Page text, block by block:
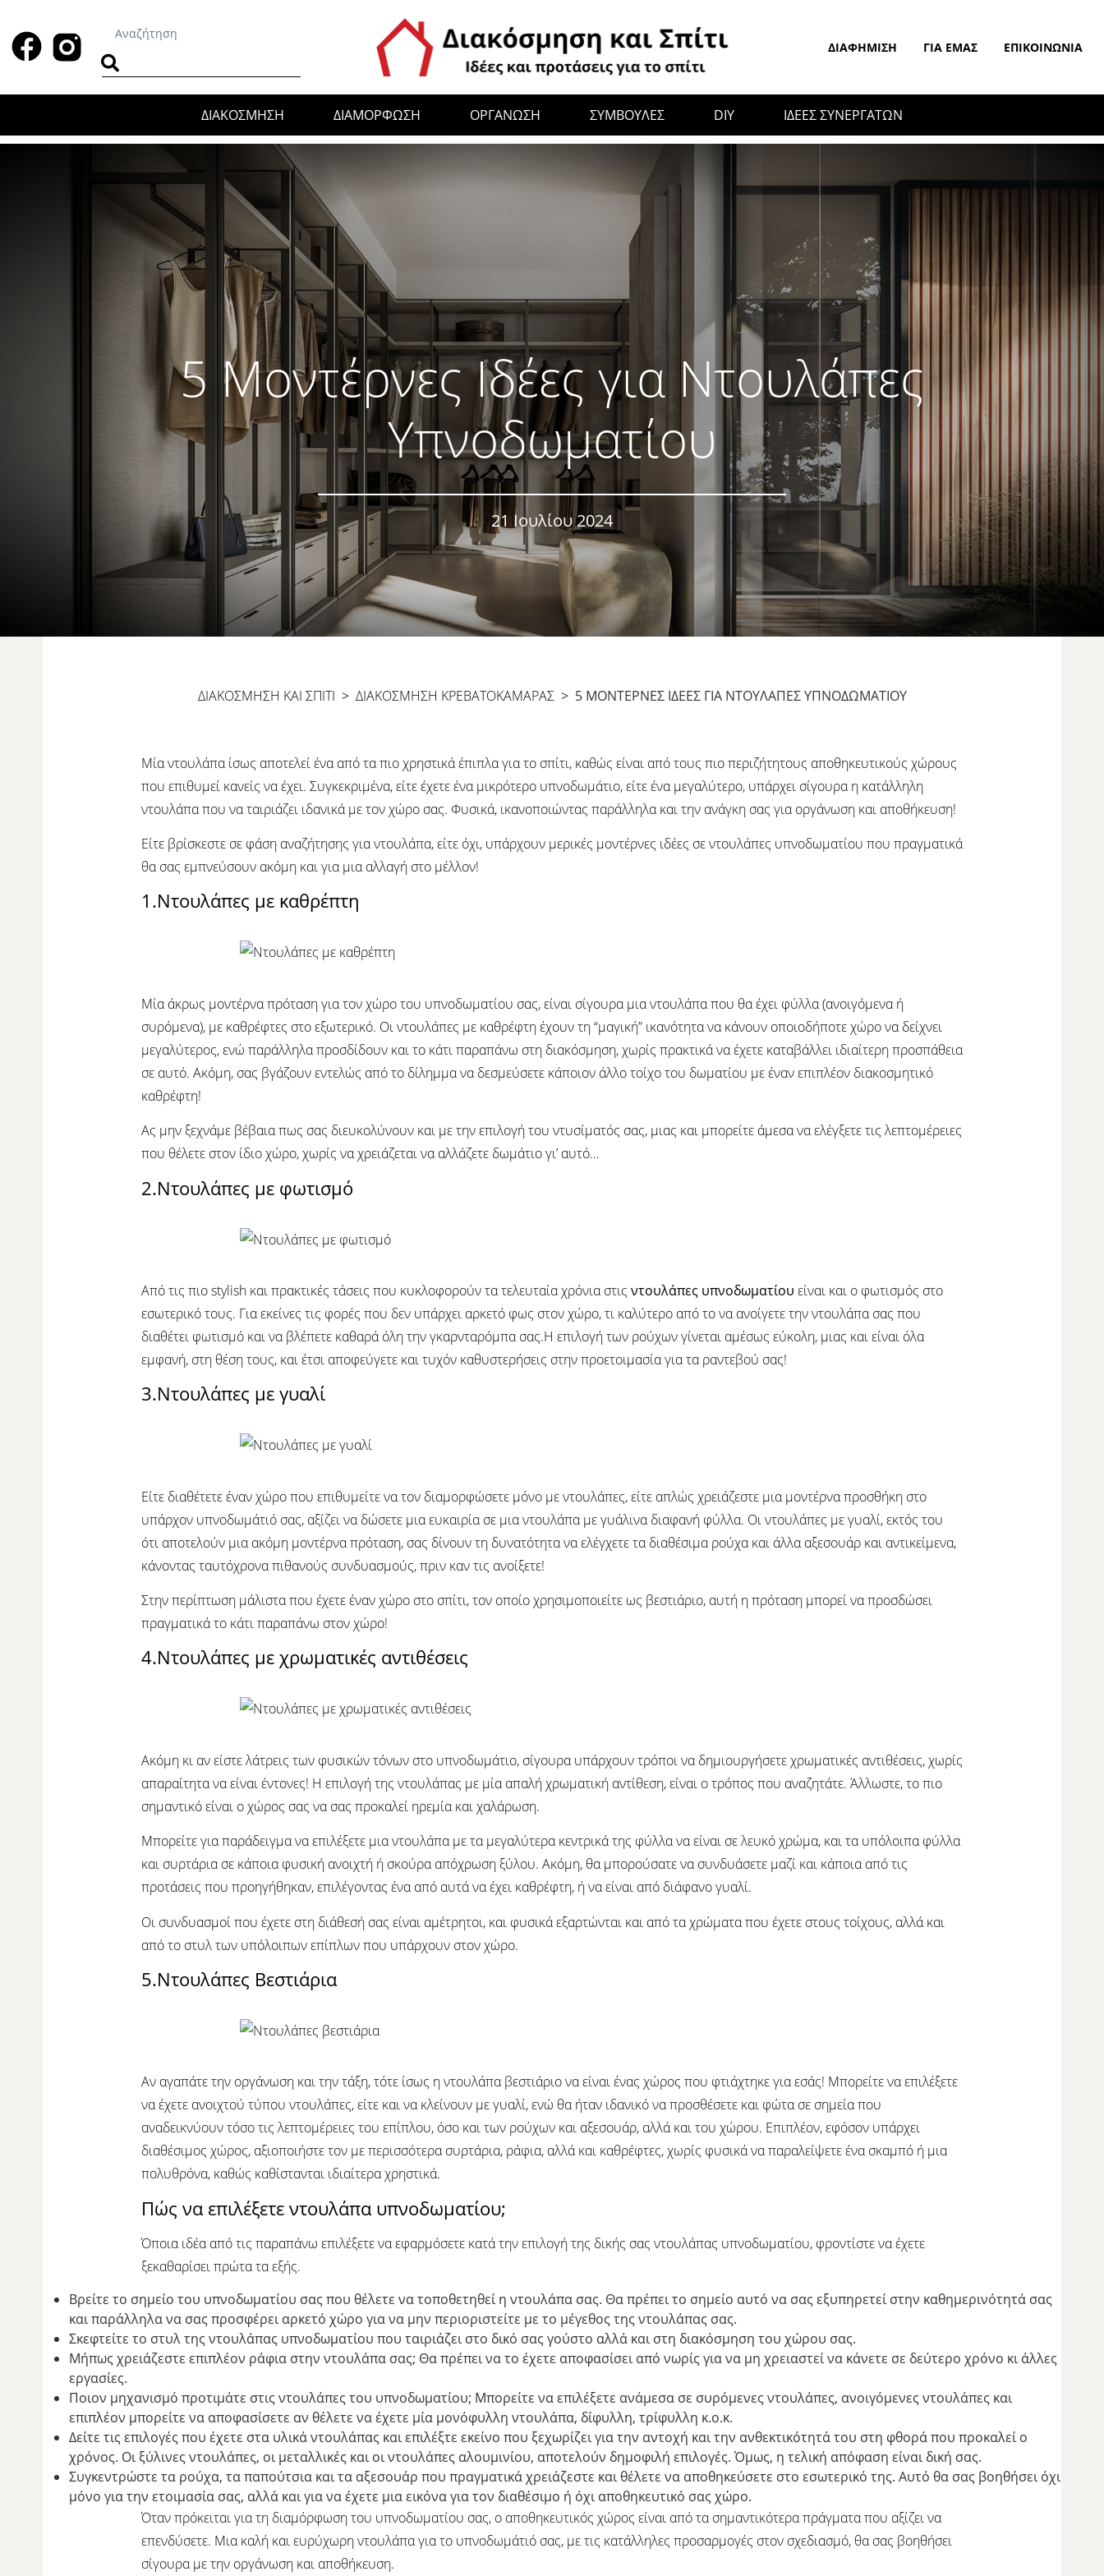
ΔΙΑΦΉΜΙΣΗ ΓΙΑ ΕΜΆΣ ΕΠΙΚΟΙΝΩΝΊΑ
ΔΙΑΚΟΣΜΗΣΗ ΔΙΑΜΟΡΦΩΣΗ ΟΡΓΑΝΩΣΗ ΣΥΜΒΟΥΛΕΣ DIY ΙΔΕΕΣ ΣΥΝΕΡΓΑΤΩΝ
5 Μοντέρνες Ιδέες για Ντουλάπες
Υπνοδωματίου
21 Ιουλίου 2024
ΔΙΑΚΟΣΜΗΣΗ ΚΑΙ ΣΠΙΤΙ > ΔΙΑΚΌΣΜΗΣΗ ΚΡΕΒΑΤΟΚΆΜΑΡΑΣ> 5 ΜΟΝΤΈΡΝΕΣ ΙΔΈΕΣ ΓΙΑ ΝΤΟΥΛΆΠΕΣ ΥΠΝΟΔΩΜΑΤΊΟΥ
Μία ντουλάπα ίσως αποτελεί ένα από τα πιο χρηστικά έπιπλα για το σπίτι, καθώς είναι από τους πιο περιζήτητους αποθηκευτικούς χώρους
που επιθυμεί κανείς να έχει. Συγκεκριμένα, είτε έχετε ένα μικρότερο υπνοδωμάτιο, είτε ένα μεγαλύτερο, υπάρχει σίγουρα η κατάλληλη
ντουλάπα που να ταιριάζει ιδανικά με τον χώρο σας. Φυσικά, ικανοποιώντας παράλληλα και την ανάγκη σας για οργάνωση και αποθήκευση!
Είτε βρίσκεστε σε φάση αναζήτησης για ντουλάπα, είτε όχι, υπάρχουν μερικές μοντέρνες ιδέες σε ντουλάπες υπνοδωματίου που πραγματικά
θα σας εμπνεύσουν ακόμη και για μια αλλαγή στο μέλλον!
1.Ντουλάπες με καθρέπτη
Μία άκρως μοντέρνα πρόταση για τον χώρο του υπνοδωματίου σας, είναι σίγουρα μια ντουλάπα που θα έχει φύλλα (ανοιγόμενα ή
συρόμενα), με καθρέφτες στο εξωτερικό. Οι ντουλάπες με καθρέφτη έχουν τη “μαγική” ικανότητα να κάνουν οποιοδήποτε χώρο να δείχνει
μεγαλύτερος, ενώ παράλληλα προσδίδουν και το κάτι παραπάνω στη διακόσμηση, χωρίς πρακτικά να έχετε καταβάλλει ιδιαίτερη προσπάθεια
σε αυτό. Ακόμη, σας βγάζουν εντελώς από το δίλημμα να δεσμεύσετε κάποιον άλλο τοίχο του δωματίου με έναν επιπλέον διακοσμητικό
καθρέφτη!
Ας μην ξεχνάμε βέβαια πως σας διευκολύνουν και με την επιλογή του ντυσίματός σας, μιας και μπορείτε άμεσα να ελέγξετε τις λεπτομέρειες
που θέλετε στον ίδιο χώρο, χωρίς να χρειάζεται να αλλάζετε δωμάτιο γι’ αυτό…
2.Ντουλάπες με φωτισμό
Από τις πιο stylish και πρακτικές τάσεις που κυκλοφορούν τα τελευταία χρόνια στις ντουλάπες υπνοδωματίου είναι και ο φωτισμός στο
εσωτερικό τους. Για εκείνες τις φορές που δεν υπάρχει αρκετό φως στον χώρο, τι καλύτερο από το να ανοίγετε την ντουλάπα σας που
διαθέτει φωτισμό και να βλέπετε καθαρά όλη την γκαρνταρόμπα σας.Η επιλογή των ρούχων γίνεται αμέσως εύκολη, μιας και είναι όλα
εμφανή, στη θέση τους, και έτσι αποφεύγετε και τυχόν καθυστερήσεις στην προετοιμασία για τα ραντεβού σας!
3.Ντουλάπες με γυαλί
Είτε διαθέτετε έναν χώρο που επιθυμείτε να τον διαμορφώσετε μόνο με ντουλάπες, είτε απλώς χρειάζεστε μια μοντέρνα προσθήκη στο
υπάρχον υπνοδωμάτιό σας, αξίζει να δώσετε μια ευκαιρία σε μια ντουλάπα με γυάλινα διαφανή φύλλα. Οι ντουλάπες με γυαλί, εκτός του
ότι αποτελούν μια ακόμη μοντέρνα πρόταση, σας δίνουν τη δυνατότητα να ελέγχετε τα διαθέσιμα ρούχα και άλλα αξεσουάρ και αντικείμενα,
κάνοντας ταυτόχρονα πιθανούς συνδυασμούς, πριν καν τις ανοίξετε!
Στην περίπτωση μάλιστα που έχετε έναν χώρο στο σπίτι, τον οποίο χρησιμοποιείτε ως βεστιάριο, αυτή η πρόταση μπορεί να προσδώσει
πραγματικά το κάτι παραπάνω στον χώρο!
4.Ντουλάπες με χρωματικές αντιθέσεις
Ακόμη κι αν είστε λάτρεις των φυσικών τόνων στο υπνοδωμάτιο, σίγουρα υπάρχουν τρόποι να δημιουργήσετε χρωματικές αντιθέσεις, χωρίς
απαραίτητα να είναι έντονες! Η επιλογή της ντουλάπας με μία απαλή χρωματική αντίθεση, είναι ο τρόπος που αναζητάτε. Άλλωστε, το πιο
σημαντικό είναι ο χώρος σας να σας προκαλεί ηρεμία και χαλάρωση.
Μπορείτε για παράδειγμα να επιλέξετε μια ντουλάπα με τα μεγαλύτερα κεντρικά της φύλλα να είναι σε λευκό χρώμα, και τα υπόλοιπα φύλλα
και συρτάρια σε κάποια φυσική ανοιχτή ή σκούρα απόχρωση ξύλου. Ακόμη, θα μπορούσατε να συνδυάσετε μαζί και κάποια από τις
προτάσεις που προηγήθηκαν, επιλέγοντας ένα από αυτά να έχει καθρέφτη, ή να είναι από διάφανο γυαλί.
Οι συνδυασμοί που έχετε στη διάθεσή σας είναι αμέτρητοι, και φυσικά εξαρτώνται και από τα χρώματα που έχετε στους τοίχους, αλλά και
από το στυλ των υπόλοιπων επίπλων που υπάρχουν στον χώρο.
5.Ντουλάπες Βεστιάρια
Αν αγαπάτε την οργάνωση και την τάξη, τότε ίσως η ντουλάπα βεστιάριο να είναι ένας χώρος που φτιάχτηκε για εσάς! Μπορείτε να επιλέξετε
να έχετε ανοιχτού τύπου ντουλάπες, είτε και να κλείνουν με γυαλί, ενώ θα ήταν ιδανικό να προσθέσετε και φώτα σε σημεία που
αναδεικνύουν τόσο τις λεπτομέρειες του επίπλου, όσο και των ρούχων και αξεσουάρ, αλλά και του χώρου. Επιπλέον, εφόσον υπάρχει
διαθέσιμος χώρος, αξιοποιήστε τον με περισσότερα συρτάρια, ράφια, αλλά και καθρέφτες, χωρίς φυσικά να παραλείψετε ένα σκαμπό ή μια
πολυθρόνα, καθώς καθίστανται ιδιαίτερα χρηστικά.
Πώς να επιλέξετε ντουλάπα υπνοδωματίου;
Όποια ιδέα από τις παραπάνω επιλέξετε να εφαρμόσετε κατά την επιλογή της δικής σας ντουλάπας υπνοδωματίου, φροντίστε να έχετε
ξεκαθαρίσει πρώτα τα εξής.
Βρείτε το σημείο του υπνοδωματίου σας που θέλετε να τοποθετηθεί η ντουλάπα σας. Θα πρέπει το σημείο αυτό να σας εξυπηρετεί στην καθημερινότητά σας
και παράλληλα να σας προσφέρει αρκετό χώρο για να μην περιοριστείτε με το μέγεθος της ντουλάπας σας.
Σκεφτείτε το στυλ της ντουλάπας υπνοδωματίου που ταιριάζει στο δικό σας γούστο αλλά και στη διακόσμηση του χώρου σας.
Μήπως χρειάζεστε επιπλέον ράφια στην ντουλάπα σας; Θα πρέπει να το έχετε αποφασίσει από νωρίς για να μη χρειαστεί να κάνετε σε δεύτερο χρόνο κι άλλες
εργασίες.
Ποιον μηχανισμό προτιμάτε στις ντουλάπες του υπνοδωματίου; Μπορείτε να επιλέξετε ανάμεσα σε συρόμενες ντουλάπες, ανοιγόμενες ντουλάπες και
επιπλέον μπορείτε να αποφασίσετε αν θέλετε να έχετε μία μονόφυλλη ντουλάπα, δίφυλλη, τρίφυλλη κ.ο.κ.
Δείτε τις επιλογές που έχετε στα υλικά ντουλάπας και επιλέξτε εκείνο που ξεχωρίζει για την αντοχή και την ανθεκτικότητά του στη φθορά που προκαλεί ο
χρόνος. Οι ξύλινες ντουλάπες, οι μεταλλικές και οι ντουλάπες αλουμινίου, αποτελούν δημοφιλή επιλογές. Όμως, η τελική απόφαση είναι δική σας.
Συγκεντρώστε τα ρούχα, τα παπούτσια και τα αξεσουάρ που πραγματικά χρειάζεστε και θέλετε να αποθηκεύσετε στο εσωτερικό της. Αυτό θα σας βοηθήσει όχι
μόνο για την ετοιμασία σας, αλλά και για να έχετε μια εικόνα για τον διαθέσιμο ή όχι αποθηκευτικό σας χώρο.
Όταν πρόκειται για τη διαμόρφωση του υπνοδωματίου σας, ο αποθηκευτικός χώρος είναι από τα σημαντικότερα πράγματα που αξίζει να
επενδύσετε. Μια καλή και ευρύχωρη ντουλάπα για το υπνοδωμάτιό σας, με τις κατάλληλες προσαρμογές στον σχεδιασμό, θα σας βοηθήσει
σίγουρα με την οργάνωση και αποθήκευση.